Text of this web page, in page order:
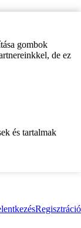
gombok
de ez
és tartalmak
Regisztráció